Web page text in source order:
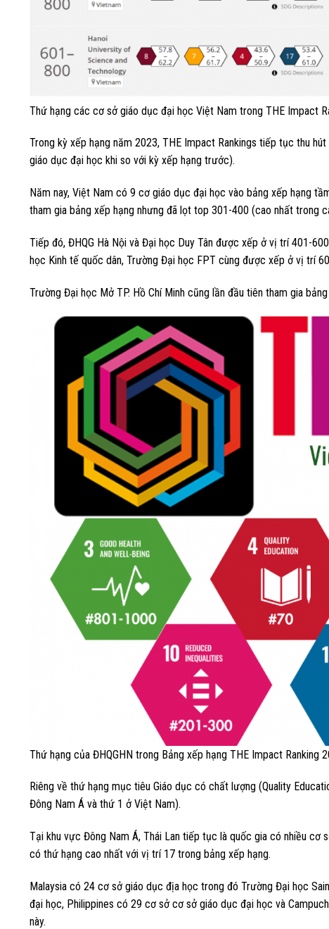
Thứ hạng các cơ sở giáo dục đại học Việt Nam trong THE Impact
Trong kỳ xếp hạng năm 2023, THE Impact Rankings tiếp tục thu
giáo dục đại học khi so với kỳ xếp hạng trước).
Năm nay, Việt Nam có 9 cơ giáo dục đại học vào bảng xếp hạng
tham gia bảng xếp hạng nhưng đã lọt top 301-400 (cao nhất trong
Tiếp đó, ĐHQG Hà Nội và Đại học Duy Tân được xếp ở vị trí 401-
học Kinh tế quốc dân, Trường Đại học FPT cùng được xếp ở vị trí
Trường Đại học Mở TP. Hồ Chí Minh cũng lần đầu tiên tham gia
Thứ hạng của ĐHQGHN trong Bảng xếp hạng THE Impact Ranking
Riêng về thứ hạng mục tiêu Giáo dục có chất lượng (Quality
Đông Nam Á và thứ 1 ở Việt Nam).
Tại khu vực Đông Nam Á, Thái Lan tiếp tục là quốc gia có nhiều
có thứ hạng cao nhất với vị trí 17 trong bảng xếp hạng.
Malaysia có 24 cơ sở giáo dục địa học trong đó Trường Đại học
đại học, Philippines có 29 cơ sở cơ sở giáo dục đại học và
này.